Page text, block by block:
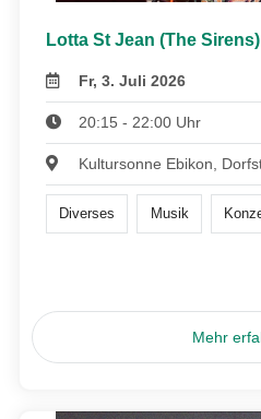
Lotta St Jean (The Sirens)
Fr, 3. Juli 2026
20:15 - 22:00 Uhr
Kultursonne Ebikon,
Diverses Musik
Mehr